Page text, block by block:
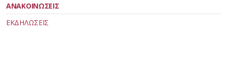
ΑΝΑΚΟΙΝΩΣΕΙΣ
ΕΚΔΗΛΩΣΕΙΣ